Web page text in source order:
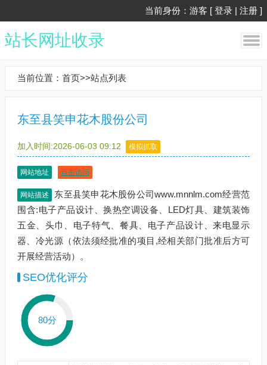
当前身份：游客 [ 登录 | 注册 ]
站长网址收录
当前位置： 首页>>站点列表
东至县笑申花木股份公司
加入时间:2026-06-03 09:12 模拟抓取
网站地址 点击访问
网站描述
东至县笑申花木股份公司www.mnnlm.com经营范
围含:电子产品设计、换热空调设备、LED灯具、建筑装饰
五金、头巾、电子特气、餐具、电子产品设计、来电显示
器、冷光源（依法须经批准的项目,经相关部门批准后方可
开展经营活动）。
SEO优化评分
80分